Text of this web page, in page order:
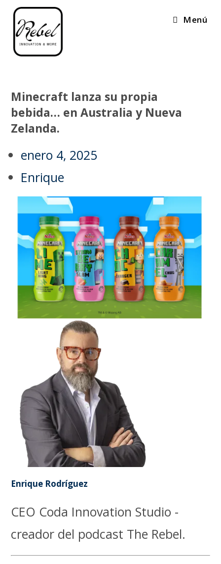
Menú
Minecraft lanza su propia
bebida… en Australia y Nueva
Zelanda.
enero 4, 2025
Enrique
Enrique Rodríguez
CEO Coda Innovation Studio -
creador del podcast The Rebel.